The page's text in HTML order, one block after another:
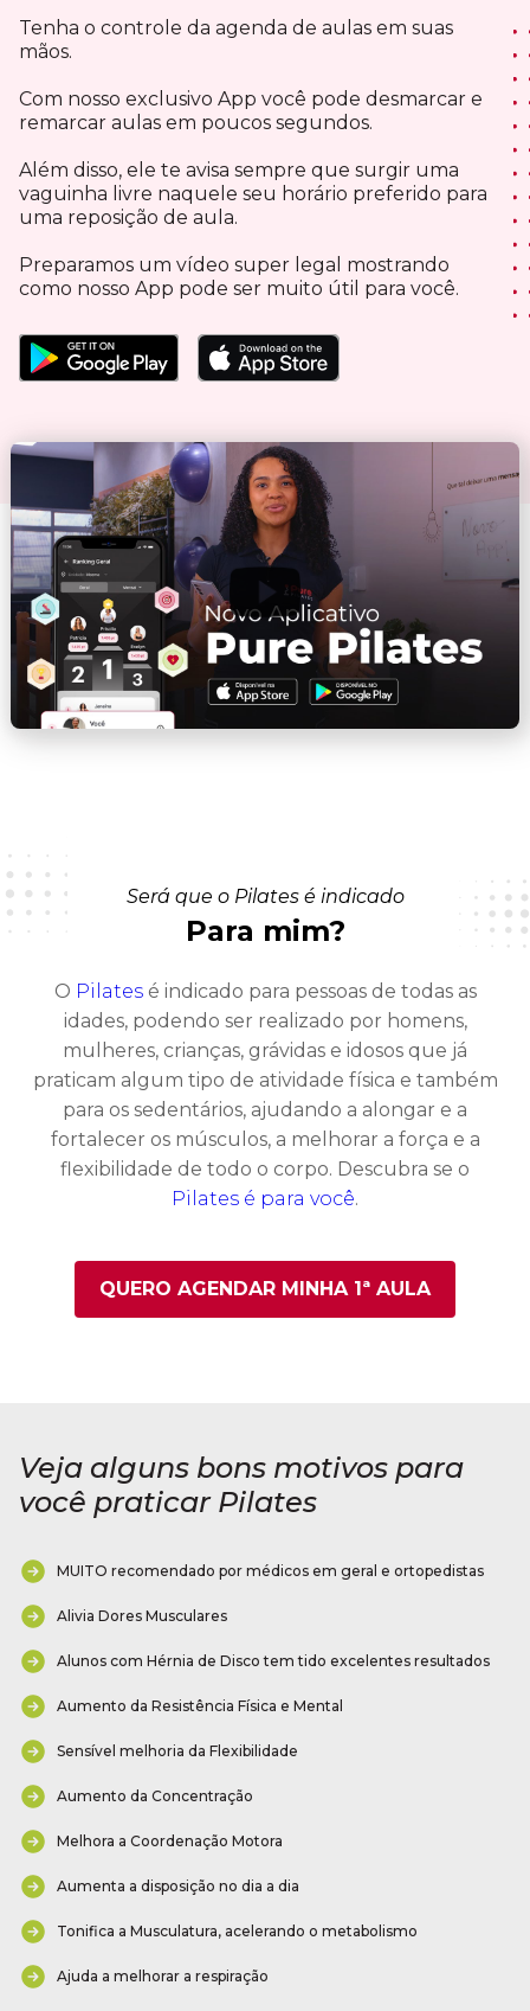
Tenha o controle da agenda de aulas em suas
mãos.
Com nosso exclusivo App você pode desmarcar e
remarcar aulas em poucos segundos.
Além disso, ele te avisa sempre que surgir uma
vaguinha livre naquele seu horário preferido para
uma reposição de aula.
Preparamos um vídeo super legal mostrando
como nosso App pode ser muito útil para você.
Será que o Pilates é indicado
Para mim?
O Pilatesé indicado para pessoas de todas as
idades, podendo ser realizado por homens,
mulheres, crianças, grávidas e idosos que já
praticam algum tipo de atividade física e também
para os sedentários, ajudando a alongar e a
fortalecer os músculos, a melhorar a força e a
flexibilidade de todo o corpo. Descubra se o
Pilates é para você.
QUERO AGENDAR MINHA 1ª AULA
Veja alguns bons motivos para
você praticar Pilates
MUITO recomendado por médicos em geral e ortopedistas
Alivia Dores Musculares
Alunos com Hérnia de Disco tem tido excelentes resultados
Aumento da Resistência Física e Mental
Sensível melhoria da Flexibilidade
Aumento da Concentração
Melhora a Coordenação Motora
Aumenta a disposição no dia a dia
Tonifica a Musculatura, acelerando o metabolismo
Ajuda a melhorar a respiração